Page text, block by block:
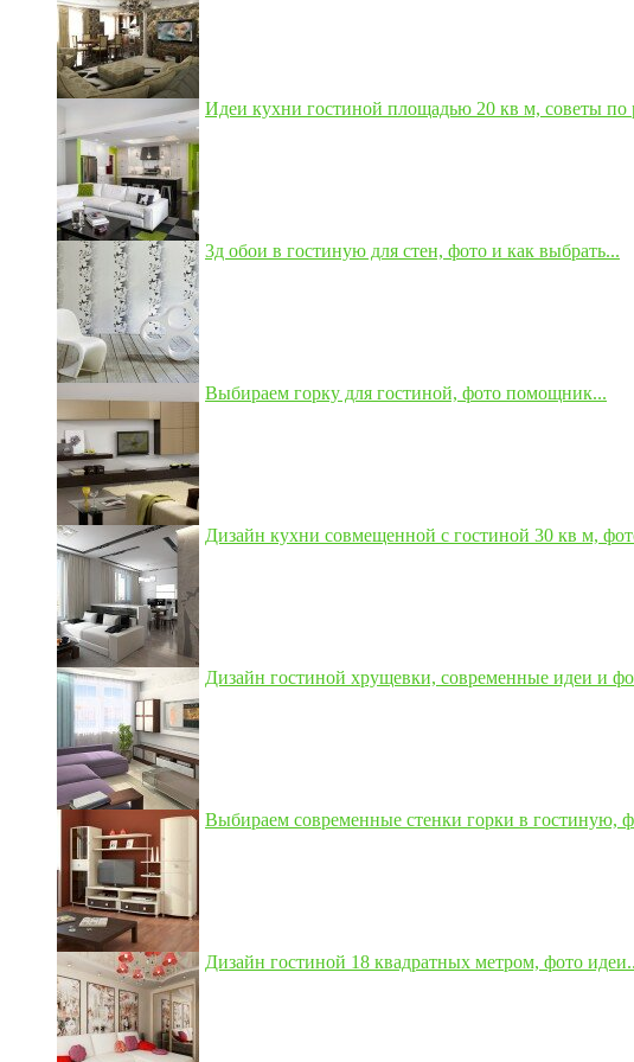
Идеи кухни гостиной площадью 20 кв м, советы по
3д обои в гостиную для стен, фото и как выбрать...
Выбираем горку для гостиной, фото помощник...
Дизайн кухни совмещенной с гостиной 30 кв м,
Дизайн гостиной хрущевки, современные идеи и
Выбираем современные стенки горки в гостиную,
Дизайн гостиной 18 квадратных метром, фото